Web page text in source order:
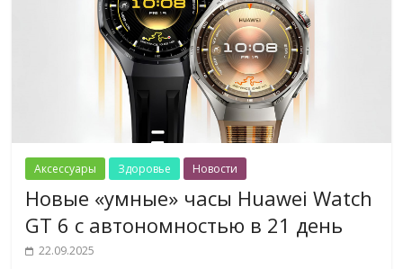
Аксессуары Здоровье Новости
Новые «умные» часы Huawei Watch
GT 6 с автономностью в 21 день
22.09.2025